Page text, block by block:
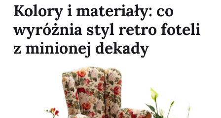
Kolory i materiały: co
wyróżnia styl retro foteli
z minionej dekady